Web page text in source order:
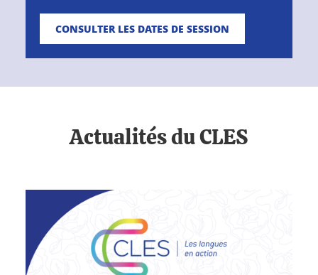
CONSULTER LES DATES DE SESSION
Actualités du CLES